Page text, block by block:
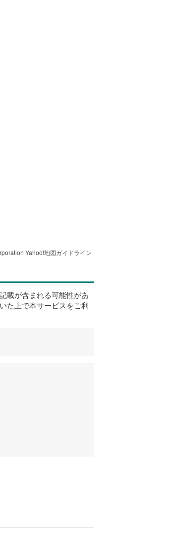
Yahoo!地図ガイドライン
載が含まれる可能性があ
た上で本サービスをご利